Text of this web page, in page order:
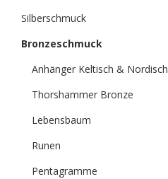
Silberschmuck
Bronzeschmuck
Anhänger Keltisch & Nordisch
Thorshammer Bronze
Lebensbaum
Runen
Pentagramme